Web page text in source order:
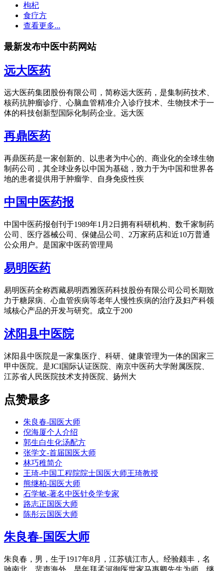
枸杞
食疗方
查看更多...
最新发布中医中药网站
远大医药
远大医药集团股份有限公司，简称远大医药，是集制药技术、
核药抗肿瘤诊疗、心脑血管精准介入诊疗技术、生物技术于一
体的科技创新型国际化制药企业。远大医
再鼎医药
再鼎医药是一家创新的、以患者为中心的、商业化的全球生物
制药公司，其全球业务以中国为基础，致力于为中国和世界各
地的患者提供用于肿瘤学、自身免疫性疾
中国中医药报
中国中医药报创刊于1989年1月2日拥有科研机构、数千家制药
公司、医疗器械公司、保健品公司、2万家药店和近10万普通
公众用户。是国家中医药管理局
易明医药
易明医药全称西藏易明西雅医药科技股份有限公司公司长期致
力于糖尿病、心血管疾病等老年人慢性疾病的治疗及妇产科领
域核心产品的开发与研究。成立于200
沭阳县中医院
沭阳县中医院是一家集医疗、科研、健康管理为一体的国家三
甲中医院。是JCI国际认证医院、南京中医药大学附属医院、
江苏省人民医院技术支持医院、扬州大
点赞最多
朱良春-国医大师
倪海厦个人介绍
郭生白生化汤配方
张学文-首届国医大师
林巧稚简介
王琦-中国工程院院士国医大师王琦教授
熊继柏-国医大师
石学敏-著名中医针灸学专家
路志正国医大师
陈彤云国医大师
朱良春-国医大师
朱良春，男，生于1917年8月，江苏镇江市人。经验颇丰，名